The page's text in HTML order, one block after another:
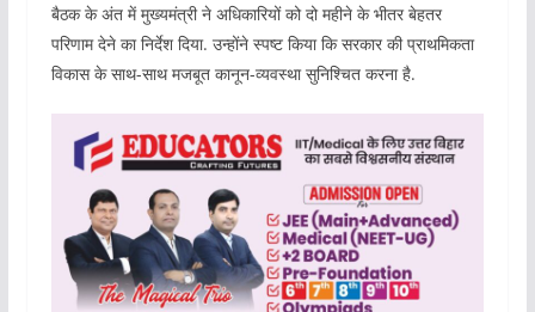
बैठक के अंत में मुख्यमंत्री ने अधिकारियों को दो महीने के भीतर बेहतर
परिणाम देने का निर्देश दिया. उन्होंने स्पष्ट किया कि सरकार की प्राथमिकता
विकास के साथ-साथ मजबूत कानून-व्यवस्था सुनिश्चित करना है.